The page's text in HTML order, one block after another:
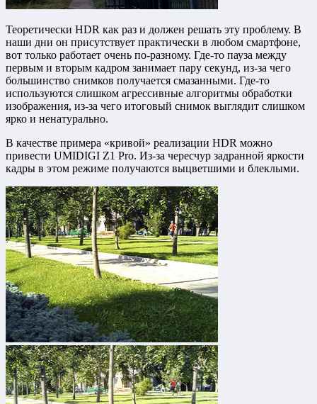
Теоретически HDR как раз и должен решать эту проблему. В
наши дни он присутствует практически в любом смартфоне,
вот только работает очень по-разному. Где-то пауза между
первым и вторым кадром занимает пару секунд, из-за чего
большинство снимков получается смазанными. Где-то
используются слишком агрессивные алгоритмы обработки
изображения, из-за чего итоговый снимок выглядит слишком
ярко и ненатурально.
В качестве примера «кривой» реализации HDR можно
привести UMIDIGI Z1 Pro. Из-за чересчур задранной яркости
кадры в этом режиме получаются выцветшими и блеклыми.